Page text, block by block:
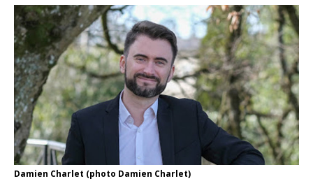
Damien Charlet (photo Damien Charlet)